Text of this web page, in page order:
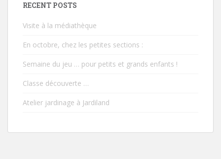
RECENT POSTS
Visite à la médiathèque
En octobre, chez les petites sections :
Semaine du jeu … pour petits et grands enfants !
Classe découverte …
Atelier jardinage à Jardiland